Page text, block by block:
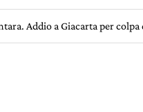
Addio a Giacarta per colpa